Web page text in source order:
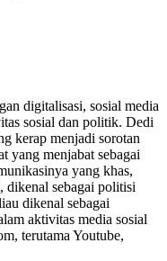
digitalisasi, sosial media
sosial dan politik. Dedi
kerap menjadi sorotan
yang menjabat sebagai
yang khas,
dikenal sebagai politisi
dikenal sebagai
aktivitas media sosial
terutama Youtube,